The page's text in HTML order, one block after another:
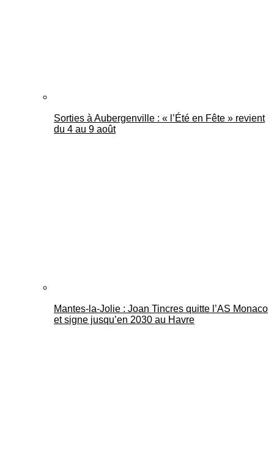
Sorties à Aubergenville : « l’Été en Fête » revient
du 4 au 9 août
Mantes-la-Jolie : Joan Tincres quitte l’AS Monaco
et signe jusqu’en 2030 au Havre